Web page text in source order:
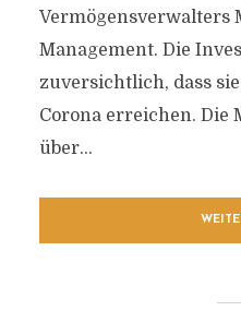
Vermögensverwalters
Management. Die
zuversichtlich, dass
Corona erreichen. Die
über...